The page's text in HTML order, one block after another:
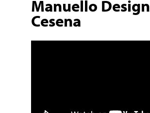
Manuello Design
Cesena